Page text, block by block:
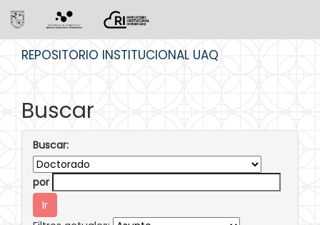
REPOSITORIO INSTITUCIONAL UAQ
Buscar
Buscar:
por